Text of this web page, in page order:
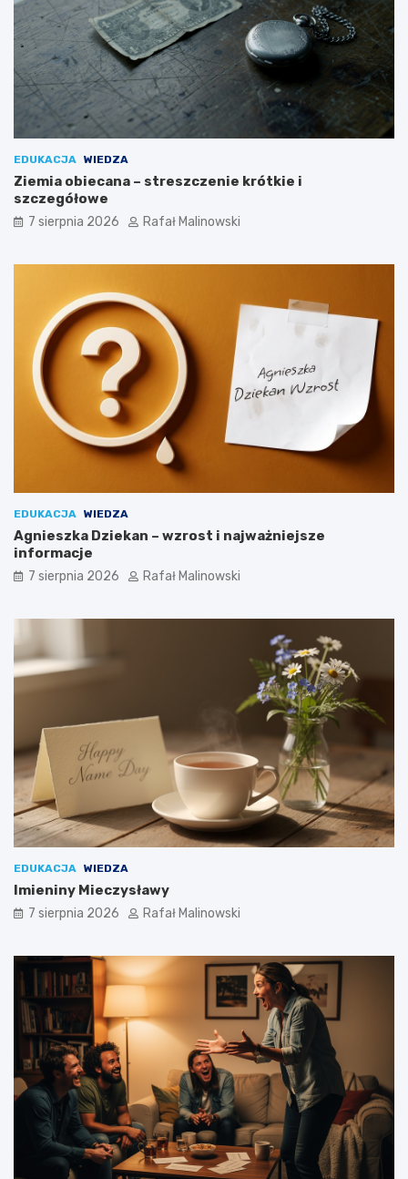
EDUKACJA WIEDZA
Ziemia obiecana – streszczenie krótkie i
szczegółowe
7 sierpnia 2026 Rafał Malinowski
EDUKACJA WIEDZA
Agnieszka Dziekan – wzrost i najważniejsze
informacje
7 sierpnia 2026 Rafał Malinowski
EDUKACJA WIEDZA
Imieniny Mieczysławy
7 sierpnia 2026 Rafał Malinowski